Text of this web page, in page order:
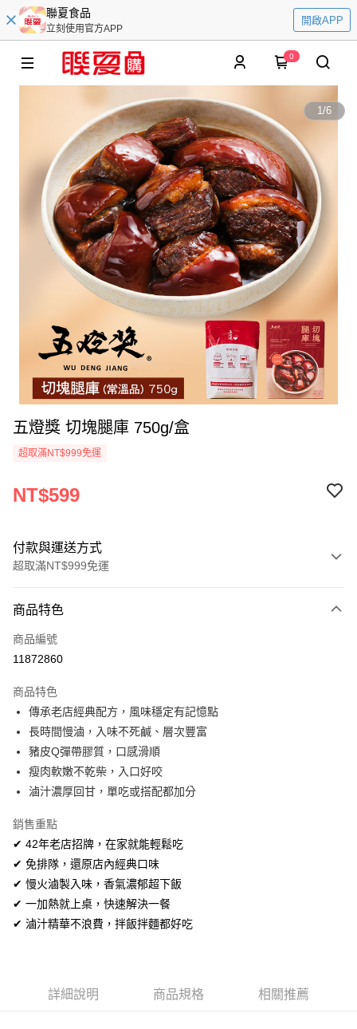
聯夏食品
立刻使用官方APP
開啟APP
0
1/6
五燈獎 切塊腿庫 750g/盒
超取滿NT$999免運
NT$599
付款與運送方式
超取滿NT$999免運
信用卡一次付款
信用卡分期付款
合作金庫商業銀行
華南商業銀行
彰化商業銀行
上海商業儲蓄銀行
台北富邦商業銀行
國泰世華商業銀行
臺灣中小企業銀行
匯豐（台灣）商業銀行
聯邦商業銀行
遠東國際商業銀行
元大商業銀行
台新國際商業銀行
台灣樂天信用卡公司
6 期 0 利率 每期
華南商業銀行
彰化商業銀行
上海商業儲蓄銀行
國泰世華商業銀行
臺灣中小企業銀行
台中商業銀行
聯邦商業銀行
元大商業銀行
玉山商業銀行
台灣樂天信用卡公司
12 期 0 利率 每期 NT$49
合作金庫商業銀行
上海商業儲蓄銀行
國泰世華商業銀行
兆豐國際商業銀行
匯豐（台灣）商業銀行
聯邦商業銀行
元大商業銀行
玉山商業銀行
台新國際商業銀行
超商取貨付款
LINE Pay
街口支付
Google Pay
ATM付款
貨到付款
全家取貨付款
商品特色
商品編號
11872860
商品特色
傳承老店經典配方，風味穩定有記憶點
長時間慢滷，入味不死鹹、層次豐富
豬皮Q彈帶膠質，口感滑順
瘦肉軟嫩不乾柴，入口好咬
滷汁濃厚回甘，單吃或搭配都加分
銷售重點
✔ 42年老店招牌，在家就能輕鬆吃
✔ 免排隊，還原店內經典口味
✔ 慢火滷製入味，香氣濃郁超下飯
✔ 一加熱就上桌，快速解決一餐
✔ 滷汁精華不浪費，拌飯拌麵都好吃
詳細說明 商品規格 相關推薦